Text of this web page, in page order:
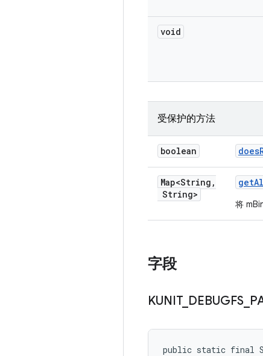
void
受保护的方法
boolean does
Map<String ,
String>
get
将
字段
KUNIT_ DEBUGFS
public static final